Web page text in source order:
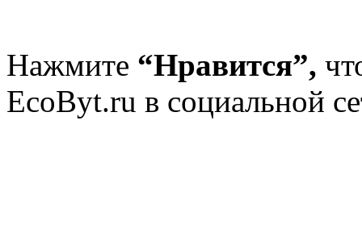
Нажмите “Нравится”,
EcoByt.ru в социальной